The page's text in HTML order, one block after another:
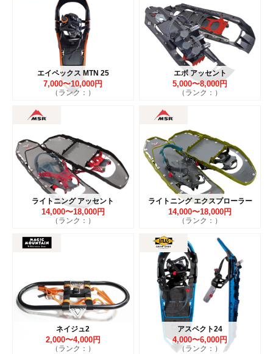
エイペックス MTN 25
7,000〜10,000円
（ランク：）
エボ アッセント
5,000〜8,000円
（ランク：）
ライトニング アッセント
14,000〜18,000円
（ランク：）
ライトニング エクスプローラー
14,000〜18,000円
（ランク：）
ネイジュ2
2,000〜4,000円
（ランク：）
アスペクト24
4,000〜6,000円
（ランク：）